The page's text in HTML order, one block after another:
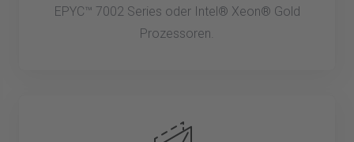
EPYC™ 7002 Series oder Intel® Xeon® Gold
Prozessoren.